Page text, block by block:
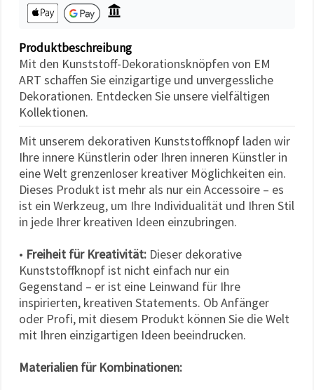
Einstellungen
Produktbeschreibung
Mit den Kunststoff-Dekorationsknöpfen von EM
ART schaffen Sie einzigartige und unvergessliche
Dekorationen. Entdecken Sie unsere vielfältigen
Kollektionen.
Mit unserem dekorativen Kunststoffknopf laden wir
Ihre innere Künstlerin oder Ihren inneren Künstler in
eine Welt grenzenloser kreativer Möglichkeiten ein.
Dieses Produkt ist mehr als nur ein Accessoire – es
ist ein Werkzeug, um Ihre Individualität und Ihren Stil
in jede Ihrer kreativen Ideen einzubringen.
• Freiheit für Kreativität: Dieser dekorative
Kunststoffknopf ist nicht einfach nur ein
Gegenstand – er ist eine Leinwand für Ihre
inspirierten, kreativen Statements. Ob Anfänger
oder Profi, mit diesem Produkt können Sie die Welt
mit Ihren einzigartigen Ideen beeindrucken.
Materialien für Kombinationen: